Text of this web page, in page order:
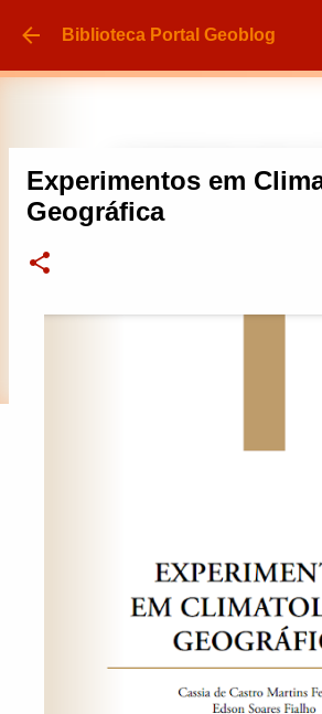
Pular para o conteúdo
Biblioteca Portal Geoblog
Experimentos em
Geográfica